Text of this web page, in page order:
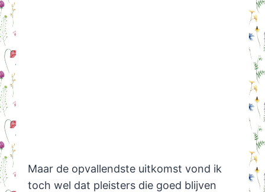
Maar de opvallendste uitkomst vond ik
toch wel dat pleisters die goed blijven